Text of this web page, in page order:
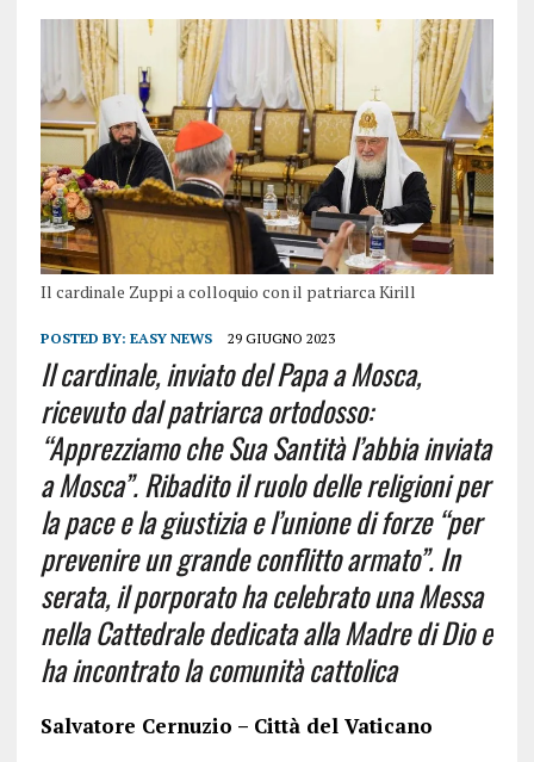
Il cardinale Zuppi a colloquio con il patriarca Kirill
POSTED BY: EASY NEWS 29 GIUGNO 2023
Il cardinale, inviato del Papa a Mosca,
ricevuto dal patriarca ortodosso:
“Apprezziamo che Sua Santità l’abbia inviata
a Mosca”. Ribadito il ruolo delle religioni per
la pace e la giustizia e l’unione di forze “per
prevenire un grande conflitto armato”. In
serata, il porporato ha celebrato una Messa
nella Cattedrale dedicata alla Madre di Dio e
ha incontrato la comunità cattolica
Salvatore Cernuzio – Città del Vaticano